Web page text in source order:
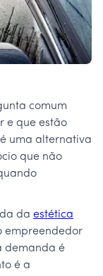
comum
e que estão
uma alternativa
que não
da estética
empreendedor
demanda é
é a